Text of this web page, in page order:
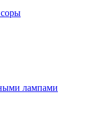
лампами